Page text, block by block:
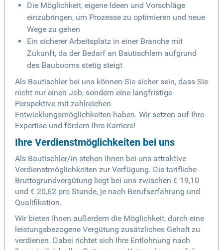
Die Möglichkeit, eigene Ideen und Vorschläge
einzubringen, um Prozesse zu optimieren und neue
Wege zu gehen
Ein sicherer Arbeitsplatz in einer Branche mit
Zukunft, da der Bedarf an Bautischlern aufgrund
des Baubooms stetig steigt
Als Bautischler bei uns können Sie sicher sein, dass Sie
nicht nur einen Job, sondern eine langfristige
Perspektive mit zahlreichen
Entwicklungsmöglichkeiten haben. Wir setzen auf Ihre
Expertise und fördern Ihre Karriere!
Ihre Verdienstmöglichkeiten bei uns
Als Bautischler/in stehen Ihnen bei uns attraktive
Verdienstmöglichkeiten zur Verfügung. Die tarifliche
Bruttogrundvergütung liegt bei uns zwischen € 19,10
und € 20,62 pro Stunde, je nach Berufserfahrung und
Qualifikation.
Wir bieten Ihnen außerdem die Möglichkeit, durch eine
leistungsbezogene Vergütung zusätzliches Gehalt zu
verdienen. Dabei richtet sich Ihre Entlohnung nach